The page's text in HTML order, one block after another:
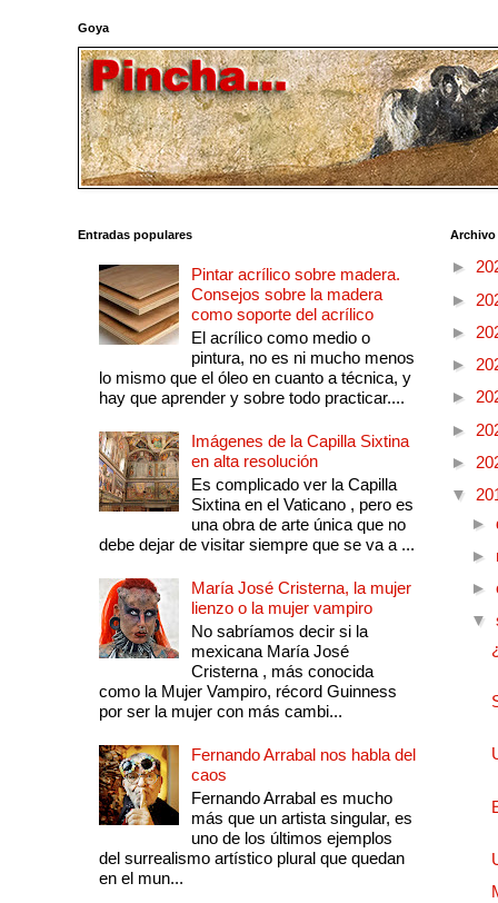
Goya
Entradas populares
Pintar acrílico sobre madera.
Consejos sobre la madera
como soporte del acrílico
El acrílico como medio o
pintura, no es ni mucho menos
lo mismo que el óleo en cuanto a técnica, y
hay que aprender y sobre todo practicar....
Imágenes de la Capilla Sixtina
en alta resolución
Es complicado ver la Capilla
Sixtina en el Vaticano , pero es
una obra de arte única que no
debe dejar de visitar siempre que se va a ...
María José Cristerna, la mujer
lienzo o la mujer vampiro
No sabríamos decir si la
mexicana María José
Cristerna , más conocida
como la Mujer Vampiro, récord Guinness
por ser la mujer con más cambi...
Fernando Arrabal nos habla del
caos
Fernando Arrabal es mucho
más que un artista singular, es
uno de los últimos ejemplos
del surrealismo artístico plural que quedan
en el mun...
►
►
►
►
►
►
►
▼
►
►
►
▼